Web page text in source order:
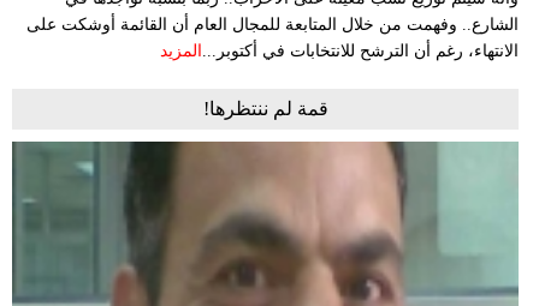
الشارع.. وفهمت من خلال المتابعة للمجال العام أن القائمة أوشكت على
الانتهاء، رغم أن الترشح للانتخابات في أكتوبر...
المزيد
قمة لم ننتظرها!